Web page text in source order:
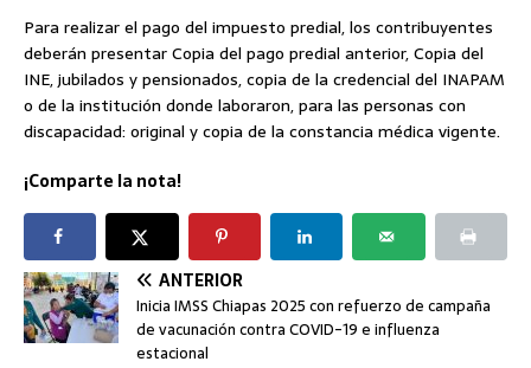
Para realizar el pago del impuesto predial, los contribuyentes
deberán presentar Copia del pago predial anterior, Copia del
INE, jubilados y pensionados, copia de la credencial del INAPAM
o de la institución donde laboraron, para las personas con
discapacidad: original y copia de la constancia médica vigente.
¡Comparte la nota!
ANTERIOR
Inicia IMSS Chiapas 2025 con refuerzo de campaña
de vacunación contra COVID-19 e influenza
estacional